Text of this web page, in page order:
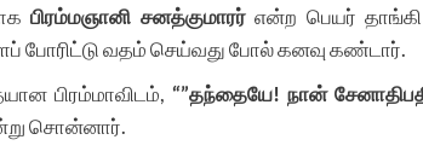
பிரம்மஞானி சனத்குமாரர் என்ற பெயர்
போரிட்டு வதம் செய்வது போல் கனவு கண்டார்.
பிரம்மாவிடம், “”தந்தையே! நான்
சொன்னார்.